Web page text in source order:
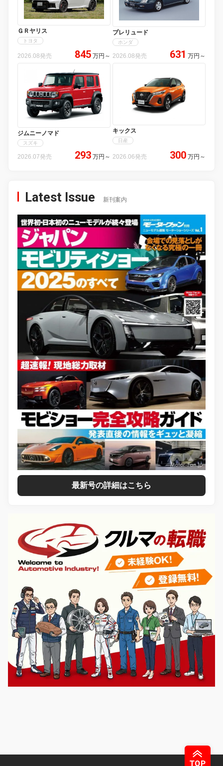
ＧＲヤリス
トヨタ
2026.08発売 845 万円 ～
プレリュード
ホンダ
2026.08発売 631 万円 ～
ジムニーノマド
スズキ
2026.07発売 293 万円 ～
キックス
日産
2026.06発売 300 万円 ～
Latest Issue 新刊案内
最新号の詳細はこちら